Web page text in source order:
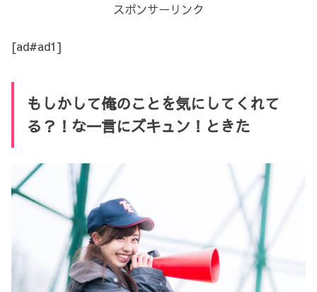
スポンサーリンク
[ad#ad1]
もしかして俺のことを気にしてくれて
る？！な一言にズキュン！ときた